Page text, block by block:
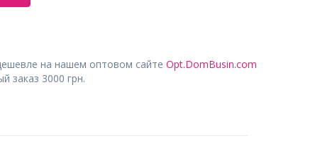
на нашем оптовом сайте Opt.DomBusin.com
заказ 3000 грн.